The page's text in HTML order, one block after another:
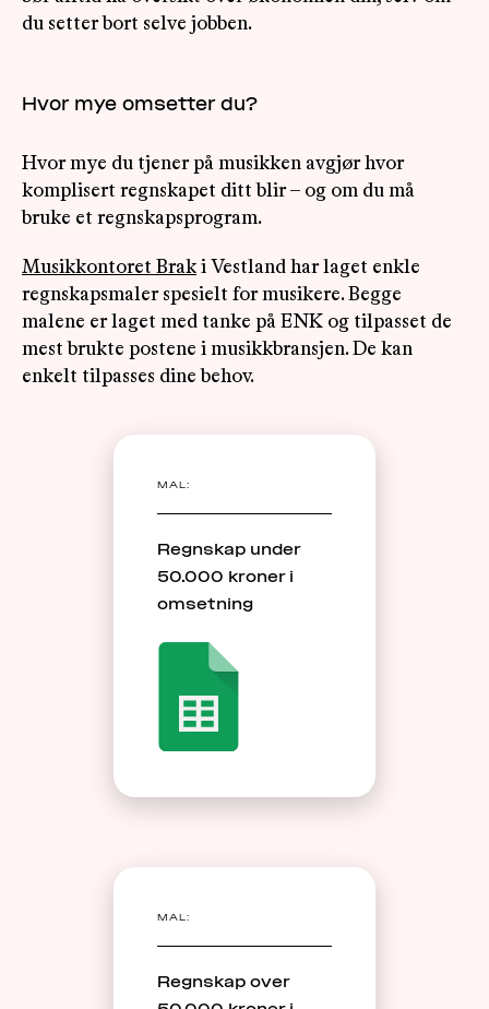
du setter bort selve jobben.
Hvor mye omsetter du?
Hvor mye du tjener på musikken avgjør hvor
komplisert regnskapet ditt blir – og om du må
bruke et regnskapsprogram.
Musikkontoret Brak i Vestland har laget enkle
regnskapsmaler spesielt for musikere. Begge
malene er laget med tanke på ENK og tilpasset de
mest brukte postene i musikkbransjen. De kan
enkelt tilpasses dine behov.
MAL:
Regnskap under
50.000 kroner i
omsetning
MAL:
Regnskap over